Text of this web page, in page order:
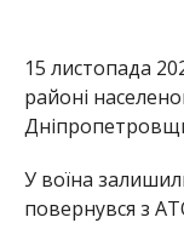
15 листопада
районі
У воїна
повернувся з